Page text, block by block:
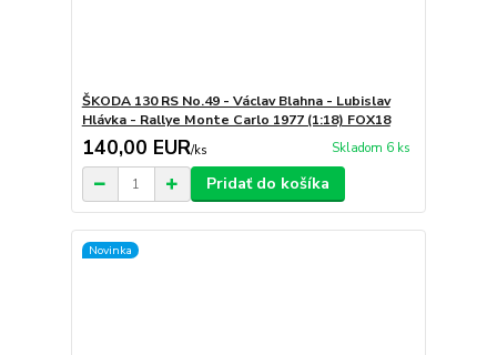
ŠKODA 130 RS No.49 - Václav Blahna - Lubislav
Hlávka - Rallye Monte Carlo 1977 (1:18) FOX18
140,00 EUR/ks Skladom 6 ks
Pridať do košíka
Novinka